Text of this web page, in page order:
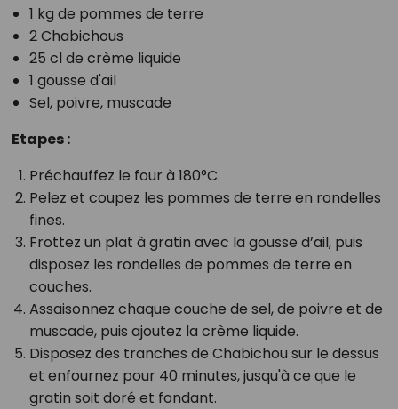
1 kg de pommes de terre
2 Chabichous
25 cl de crème liquide
1 gousse d'ail
Sel, poivre, muscade
Etapes :
Préchauffez le four à 180°C.
Pelez et coupez les pommes de terre en rondelles
fines.
Frottez un plat à gratin avec la gousse d’ail, puis
disposez les rondelles de pommes de terre en
couches.
Assaisonnez chaque couche de sel, de poivre et de
muscade, puis ajoutez la crème liquide.
Disposez des tranches de Chabichou sur le dessus
et enfournez pour 40 minutes, jusqu'à ce que le
gratin soit doré et fondant.